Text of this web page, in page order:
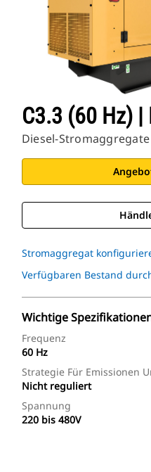
C3.3 (60 Hz) |
Diesel-Stromaggregate
Stromaggregat
Verfügbaren Bestand
Wichtige
Frequenz
60 Hz
Strategie Für Emissionen
Nicht reguliert
Spannung
220 bis 480V